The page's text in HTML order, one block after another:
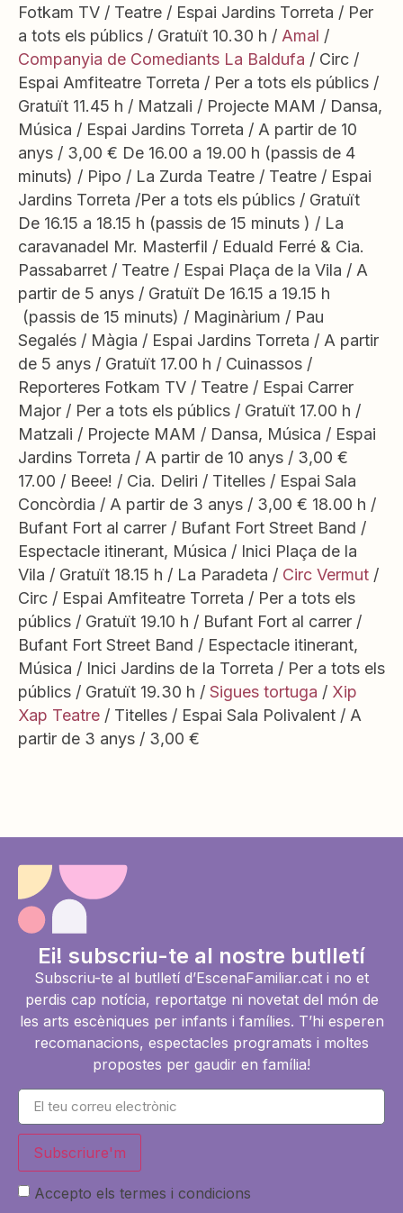
Fotkam TV / Teatre / Espai Jardins Torreta / Per
a tots els públics / Gratuït 10.30 h / Amal /
Companyia de Comediants La Baldufa / Circ /
Espai Amfiteatre Torreta / Per a tots els públics /
Gratuït 11.45 h / Matzali / Projecte MAM / Dansa,
Música / Espai Jardins Torreta / A partir de 10
anys / 3,00 € De 16.00 a 19.00 h (passis de 4
minuts) / Pipo / La Zurda Teatre / Teatre / Espai
Jardins Torreta /Per a tots els públics / Gratuït
De 16.15 a 18.15 h (passis de 15 minuts ) / La
caravanadel Mr. Masterfil / Eduald Ferré & Cia.
Passabarret / Teatre / Espai Plaça de la Vila / A
partir de 5 anys / Gratuït De 16.15 a 19.15 h
(passis de 15 minuts) / Maginàrium / Pau
Segalés / Màgia / Espai Jardins Torreta / A partir
de 5 anys / Gratuït 17.00 h / Cuinassos /
Reporteres Fotkam TV / Teatre / Espai Carrer
Major / Per a tots els públics / Gratuït 17.00 h /
Matzali / Projecte MAM / Dansa, Música / Espai
Jardins Torreta / A partir de 10 anys / 3,00 €
17.00 / Beee! / Cia. Deliri / Titelles / Espai Sala
Concòrdia / A partir de 3 anys / 3,00 € 18.00 h /
Bufant Fort al carrer / Bufant Fort Street Band /
Espectacle itinerant, Música / Inici Plaça de la
Vila / Gratuït 18.15 h / La Paradeta / Circ Vermut /
Circ / Espai Amfiteatre Torreta / Per a tots els
públics / Gratuït 19.10 h / Bufant Fort al carrer /
Bufant Fort Street Band / Espectacle itinerant,
Música / Inici Jardins de la Torreta / Per a tots els
públics / Gratuït 19.30 h / Sigues tortuga / Xip
Xap Teatre / Titelles / Espai Sala Polivalent / A
partir de 3 anys / 3,00 €
Ei! subscriu-te al nostre butlletí
Subscriu-te al butlletí d’EscenaFamiliar.cat i no et
perdis cap notícia, reportatge ni novetat del món de
les arts escèniques per infants i famílies. T’hi esperen
recomanacions, espectacles programats i moltes
propostes per gaudir en família!
Subscriure'm
Accepto els termes i condicions